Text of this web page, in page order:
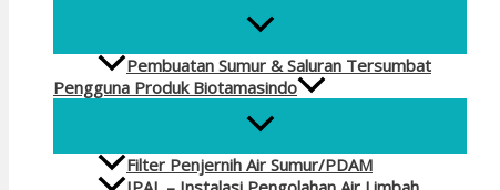
Pembuatan Sumur & Saluran Tersumbat
Pengguna Produk Biotamasindo
Filter Penjernih Air Sumur/PDAM